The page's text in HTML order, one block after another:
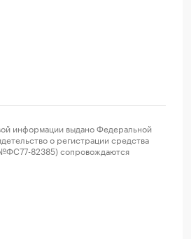
информации выдано Федеральной
о регистрации средства
82385) сопровождаются